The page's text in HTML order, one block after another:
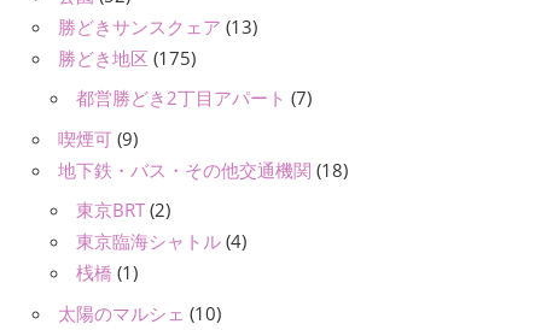
勝どきサンスクェア (13)
勝どき地区 (175)
都営勝どき2丁目アパート (7)
喫煙可 (9)
地下鉄・バス・その他交通機関 (18)
東京BRT (2)
東京臨海シャトル (4)
桟橋 (1)
太陽のマルシェ (10)